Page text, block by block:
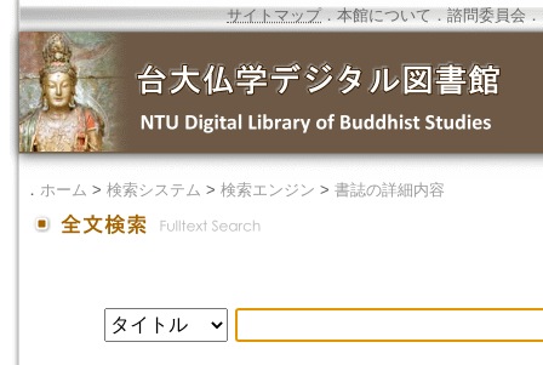
サイトマップ．本館について ． 諮問委員会 ．
． ホーム > 検索システム > 検索エンジン > 書誌の詳細内容